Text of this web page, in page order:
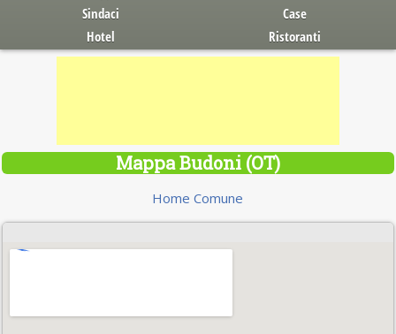
Sindaci
Case
Hotel
Ristoranti
Mappa Budoni (OT)
Home Comune